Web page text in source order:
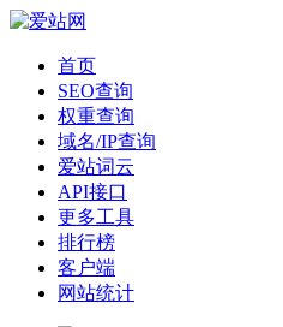
首页
SEO查询
权重查询
域名/IP查询
爱站词云
API接口
更多工具
排行榜
客户端
网站统计